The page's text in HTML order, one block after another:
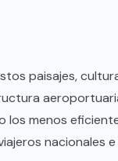
paisajes,
los menos
nacionales